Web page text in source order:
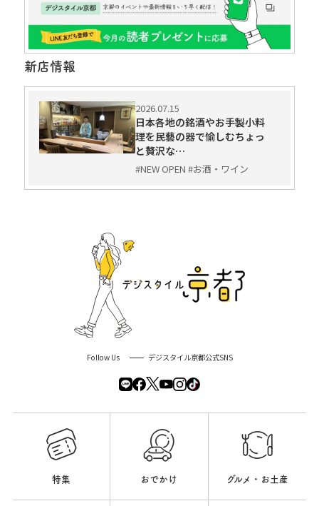
新店情報
2026.07.15
日本各地の銘酒やお手製小料
理を民藝の器で愉しむちょっ
と贅沢な…
#NEW OPEN #お酒・ワイン
Follow Us デジスタイル京都公式SNS
特集 おでかけ グルメ・お土産